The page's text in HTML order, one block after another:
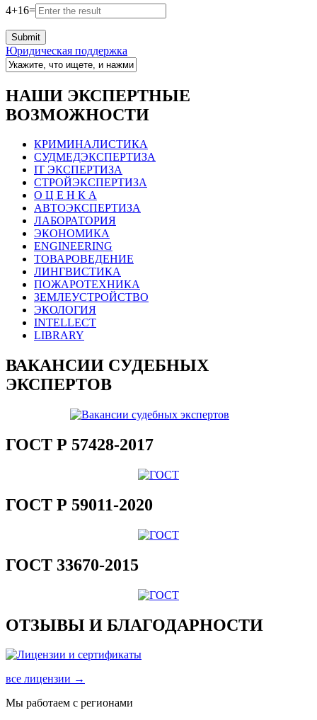
4+16=
Юридическая поддержка
НАШИ ЭКСПЕРТНЫЕ
ВОЗМОЖНОСТИ
КРИМИНАЛИСТИКА
СУДМЕДЭКСПЕРТИЗА
IT ЭКСПЕРТИЗА
СТРОЙЭКСПЕРТИЗА
О Ц Е Н К А
АВТОЭКСПЕРТИЗА
ЛАБОРАТОРИЯ
ЭКОНОМИКА
ENGINEERING
ТОВАРОВЕДЕНИЕ
ЛИНГВИСТИКА
ПОЖАРОТЕХНИКА
ЗЕМЛЕУСТРОЙСТВО
ЭКОЛОГИЯ
INTELLECT
LIBRARY
ВАКАНСИИ СУДЕБНЫХ
ЭКСПЕРТОВ
ГОСТ Р 57428-2017
ГОСТ Р 59011-2020
ГОСТ 33670-2015
ОТЗЫВЫ И БЛАГОДАРНОСТИ
все лицензии →
Мы работаем с регионами